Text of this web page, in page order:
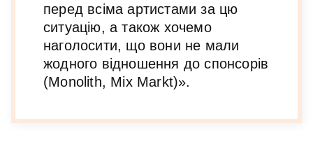
перед всіма артистами за цю
ситуацію, а також хочемо
наголосити, що вони не мали
жодного відношення до спонсорів
(Monolith, Mix Markt)».